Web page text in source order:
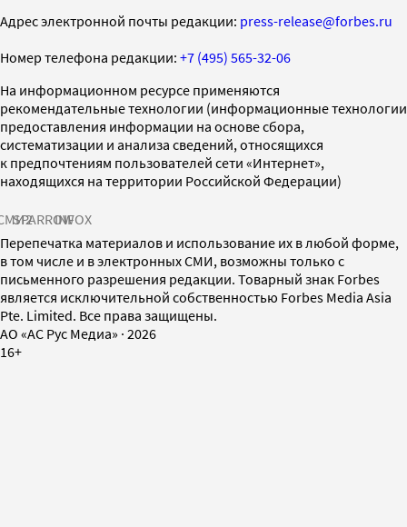
Адрес электронной почты редакции: press-release@forbes.ru
Номер телефона редакции: +7 (495) 565-32-06
На информационном ресурсе применяются
рекомендательные технологии (информационные технологии
предоставления информации на основе сбора,
систематизации и анализа сведений, относящихся
к предпочтениям пользователей сети «Интернет»,
находящихся на территории Российской Федерации)
SPARROWINFOX
Перепечатка материалов и использование их в любой форме,
в том числе и в электронных СМИ, возможны только с
письменного разрешения редакции. Товарный знак Forbes
является исключительной собственностью Forbes Media Asia
Pte. Limited. Все права защищены.
AO «АС Рус Медиа» · 2026
16+